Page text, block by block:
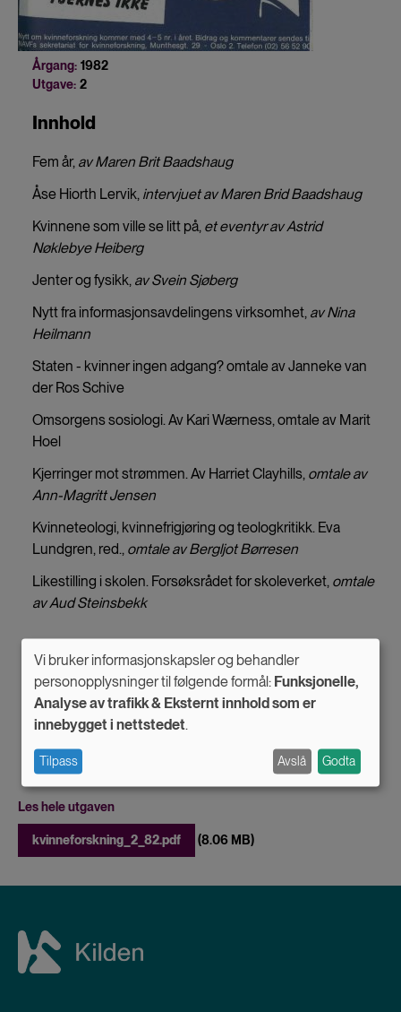
Årgang: 1982
Utgave: 2
Innhold
Fem år, av Maren Brit Baadshaug
Åse Hiorth Lervik, intervjuet av Maren Brid Baadshaug
Kvinnene som ville se litt på, et eventyr av Astrid
Nøklebye Heiberg
Jenter og fysikk, av Svein Sjøberg
Nytt fra informasjonsavdelingens virksomhet, av Nina
Heilmann
Staten - kvinner ingen adgang? omtale av Janneke van
der Ros Schive
Omsorgens sosiologi. Av Kari Wærness, omtale av Marit
Hoel
Kjerringer mot strømmen. Av Harriet Clayhills, omtale av
Ann-Magritt Jensen
Kvinneteologi, kvinnefrigjøring og teologkritikk. Eva
Lundgren, red., omtale av Bergljot Børresen
Likestilling i skolen. Forsøksrådet for skoleverket, omtale
av Aud Steinsbekk
Les hele utgaven
File
kvinneforskning_2_82.pdf
(8.06 MB)
Use
of
personal
data
and
cookies
Vi bruker informasjonskapsler og behandler
personopplysninger til følgende formål: Funksjonelle,
Analyse av trafikk & Eksternt innhold som er
innebygget i nettstedet.
Tilpass Avslå Godta